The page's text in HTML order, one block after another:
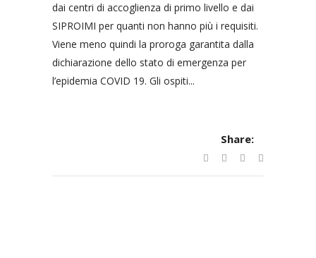
dai centri di accoglienza di primo livello e dai
SIPROIMI per quanti non hanno più i requisiti.
Viene meno quindi la proroga garantita dalla
dichiarazione dello stato di emergenza per
l’epidemia COVID 19. Gli ospiti...
Share: